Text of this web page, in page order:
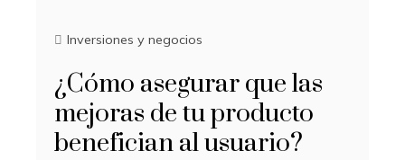
Inversiones y negocios
¿Cómo asegurar que las
mejoras de tu producto
benefician al usuario?